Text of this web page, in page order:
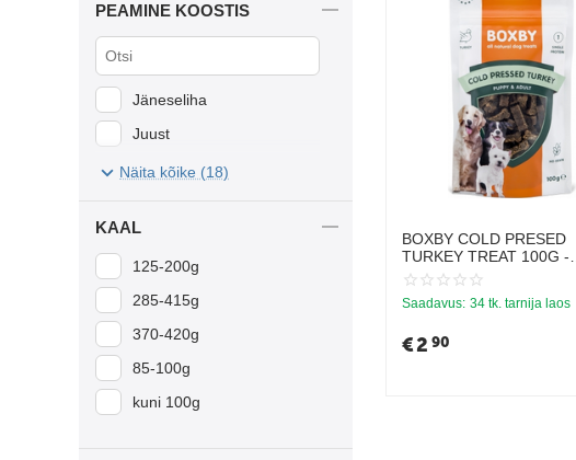
BOXBY COLD PRESED
TURKEY TREAT 100G -
KÜLMPRESSITUD MAIUS
KOERTELE KALKUNIGA
Saadavus: 34 tk. tarnija laos
€2 90
PEAMINE KOOSTIS
Jäneseliha
Juust
Kalatooted
Kana filee
Kanaliha
Köögiviljad
Laktoosivaba jogurt
Lambaliha
Lõhe
Näita kõike (18)
KAAL
125-200g
285-415g
370-420g
85-100g
kuni 100g